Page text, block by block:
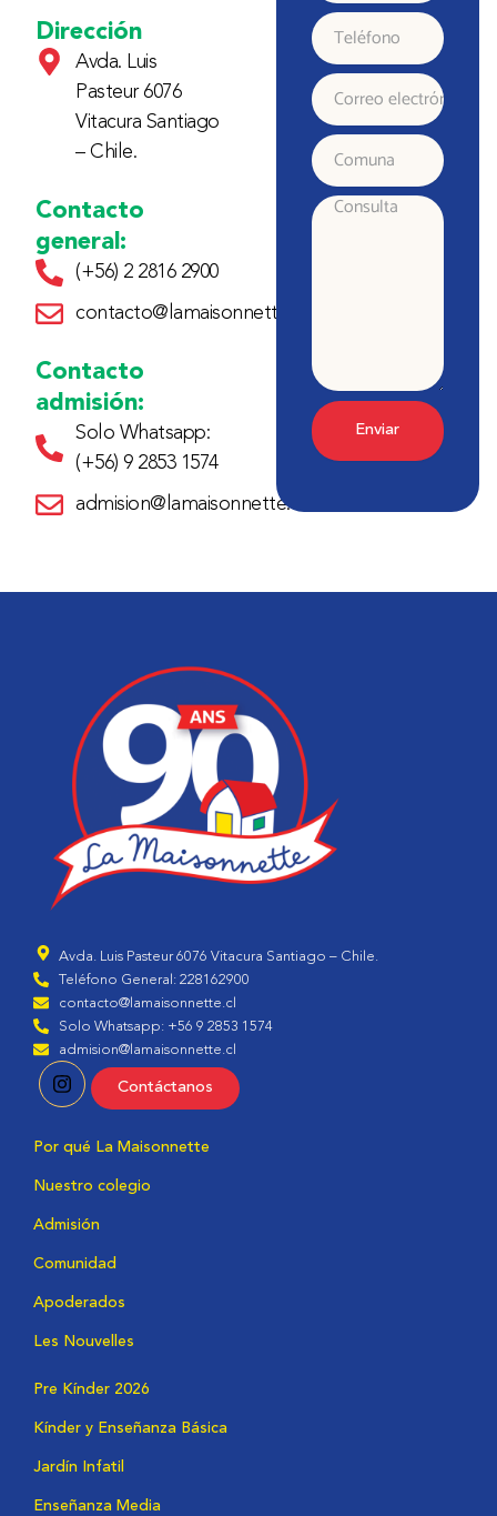
Dirección
Avda. Luis
Pasteur 6076
Vitacura Santiago
– Chile.
Contacto
general:
(+56) 2 2816 2900
contacto@lamaisonnette.cl
Contacto
admisión:
Solo Whatsapp:
(+56) 9 2853 1574
admision@lamaisonnette.cl
y
Apellido
Teléfono
Correo
electrónico
Comuna
Consulta
Enviar
Avda. Luis Pasteur 6076 Vitacura Santiago – Chile.
Teléfono General: 228162900
contacto@lamaisonnette.cl
Solo Whatsapp: +56 9 2853 1574
admision@lamaisonnette.cl
Contáctanos
Por qué La Maisonnette
Nuestro colegio
Admisión
Comunidad
Apoderados
Les Nouvelles
Pre Kínder 2026
Kínder y Enseñanza Básica
Jardín Infatil
Enseñanza Media